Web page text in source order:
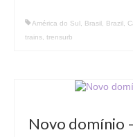
América do Sul Brasil Brazil
trains trensurb
Novo domínio